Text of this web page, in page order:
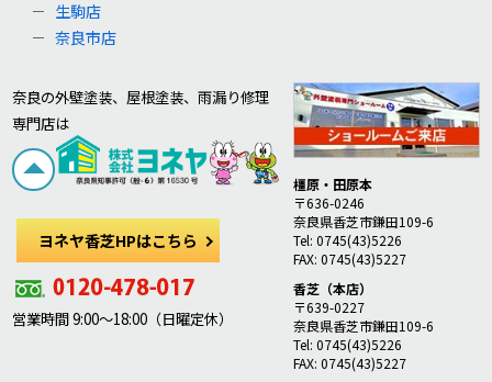
生駒店
奈良市店
奈良の外壁塗装、屋根塗装、雨漏り修理
専門店は
ヨネヤ香芝HPはこちら
営業時間 9:00～18:00（日曜定休）
橿原・田原本
〒636-0246
奈良県香芝市鎌田109-6
Tel: 0745(43)5226
FAX: 0745(43)5227
香芝（本店）
〒639-0227
奈良県香芝市鎌田109-6
Tel: 0745(43)5226
FAX: 0745(43)5227